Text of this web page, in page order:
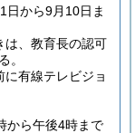
日から9月10日ま
は、教育長の認可
。
有線テレビジョ
から午後4時まで